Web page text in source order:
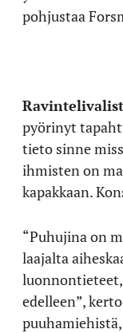
pohjustaa
pyörinyt
tieto sinne
ihmisten on
kapakkaan.
“Puhujina on
laajalta
edelleen”,